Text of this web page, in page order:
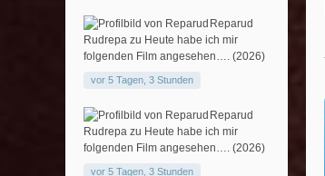
Reparud
Rudrepa zu Heute habe ich mir
folgenden Film angesehen…. (2026)
vor 5 Tagen, 3 Stunden
Reparud
Rudrepa zu Heute habe ich mir
folgenden Film angesehen…. (2026)
vor 5 Tagen, 3 Stunden